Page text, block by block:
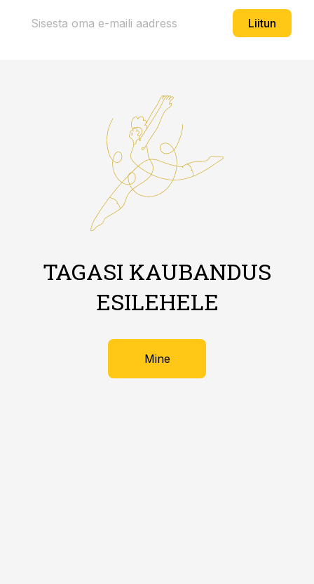
Liitun
TAGASI KAUBANDUS
ESILEHELE
Mine